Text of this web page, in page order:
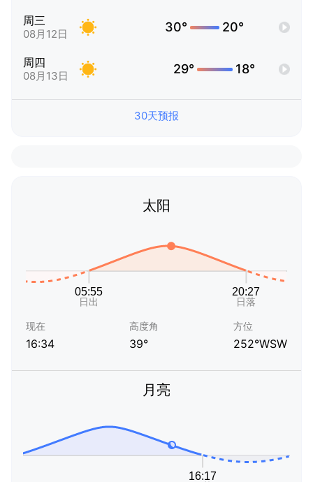
周三
08月12日 30° 20°
周四
08月13日 29° 18°
30天预报
太阳
现在
16:34
高度角
39°
方位
252°WSW
月亮